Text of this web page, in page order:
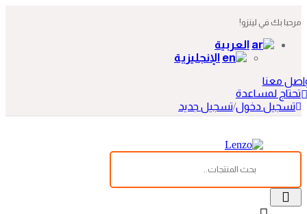
مرحبا بك في لينزو!
العربية
الإنجليزية
معنا
تحتاج لمساعدة
تسجيل دخول/تسجيل جديد